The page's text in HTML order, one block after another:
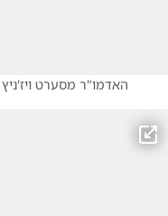
האדמו"ר מסערט